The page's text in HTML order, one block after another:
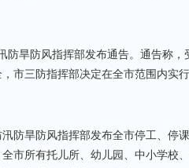
防旱防风指挥部发布通告。通告称
市三防指挥部决定在全市范围内实
防旱防风指挥部发布全市停工、停
市所有托儿所、幼儿园、中小学校